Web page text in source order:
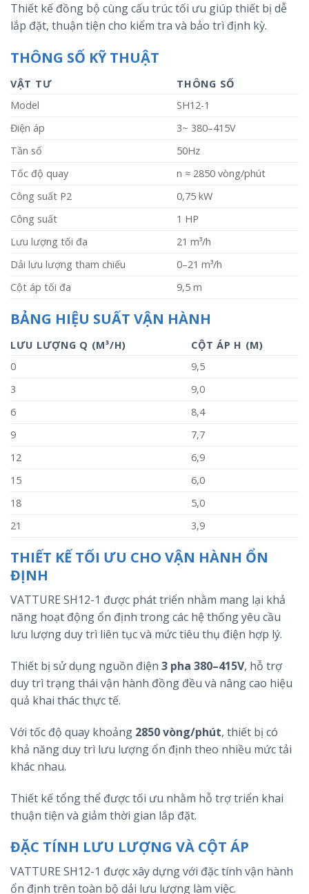
Thiết kế đồng bộ cùng cấu trúc tối ưu giúp thiết bị dễ
lắp đặt, thuận tiện cho kiểm tra và bảo trì định kỳ.
THÔNG SỐ KỸ THUẬT
VẬT TƯ
THÔNG SỐ
Model
SH12-1
Điện áp
3~ 380–415V
Tần số
50Hz
Tốc độ quay
n ≈ 2850 vòng/phút
Công suất P2
0,75 kW
Công suất
1 HP
Lưu lượng tối đa
21 m³/h
Dải lưu lượng tham chiếu
0–21 m³/h
Cột áp tối đa
9,5 m
BẢNG HIỆU SUẤT VẬN HÀNH
LƯU LƯỢNG Q (M³/H)
CỘT ÁP H (M)
0
9,5
3
9,0
6
8,4
9
7,7
12
6,9
15
6,0
18
5,0
21
3,9
THIẾT KẾ TỐI ƯU CHO VẬN HÀNH ỔN
ĐỊNH
VATTURE SH12-1 được phát triển nhằm mang lại khả
năng hoạt động ổn định trong các hệ thống yêu cầu
lưu lượng duy trì liên tục và mức tiêu thụ điện hợp lý.
Thiết bị sử dụng nguồn điện 3 pha 380–415V, hỗ trợ
duy trì trạng thái vận hành đồng đều và nâng cao hiệu
quả khai thác thực tế.
Với tốc độ quay khoảng 2850 vòng/phút, thiết bị có
khả năng duy trì lưu lượng ổn định theo nhiều mức tải
khác nhau.
Thiết kế tổng thể được tối ưu nhằm hỗ trợ triển khai
thuận tiện và giảm thời gian lắp đặt.
ĐẶC TÍNH LƯU LƯỢNG VÀ CỘT ÁP
VATTURE SH12-1 được xây dựng với đặc tính vận hành
ổn định trên toàn bộ dải lưu lượng làm việc.